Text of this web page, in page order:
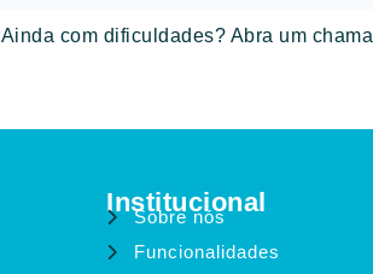
Ainda com dificuldades? Abra um
Institucional
Sobre nós
Funcionalidades